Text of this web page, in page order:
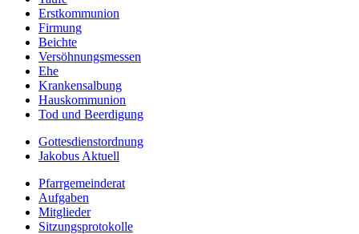
Erstkommunion
Firmung
Beichte
Versöhnungsmessen
Ehe
Krankensalbung
Hauskommunion
Tod und Beerdigung
Gottesdienstordnung
Jakobus Aktuell
Pfarrgemeinderat
Aufgaben
Mitglieder
Sitzungsprotokolle